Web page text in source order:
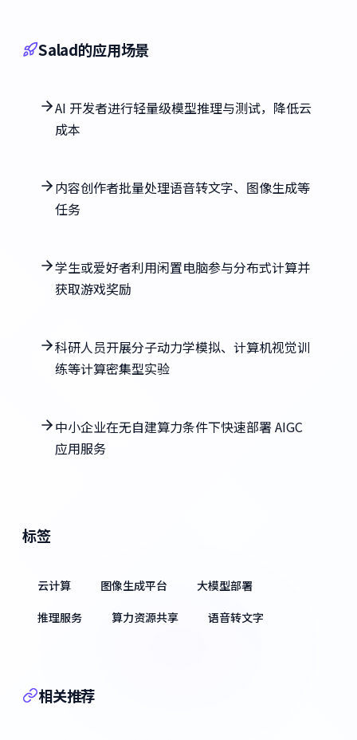
Salad的应用场景
AI 开发者进行轻量级模型推理与测试，降低云
成本
内容创作者批量处理语音转文字、图像生成等
任务
学生或爱好者利用闲置电脑参与分布式计算并
获取游戏奖励
科研人员开展分子动力学模拟、计算机视觉训
练等计算密集型实验
中小企业在无自建算力条件下快速部署 AIGC
应用服务
标签
云计算 图像生成平台
大模型部署
推理服务
算力资源共享 语音转文字
相关推荐